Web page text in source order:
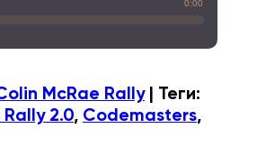
0:00
McRae Rally| Теги:
2.0, Codemasters,